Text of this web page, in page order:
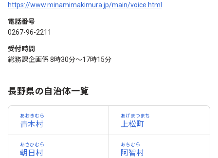
https://www.minamimakimura.jp/main/voice.html
電話番号
0267-96-2211
受付時間
総務課企画係 8時30分～17時15分
長野県の自治体一覧
青木村
あおきむら
上松町
あげまつまち
朝日村
あさひむら
阿智村
あちむら